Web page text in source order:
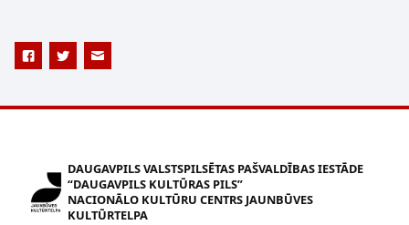
DAUGAVPILS VALSTSPILSĒTAS PAŠVALDĪBAS IESTĀDE
“DAUGAVPILS KULTŪRAS PILS”
NACIONĀLO KULTŪRU CENTRS JAUNBŪVES
KULTŪRTELPA